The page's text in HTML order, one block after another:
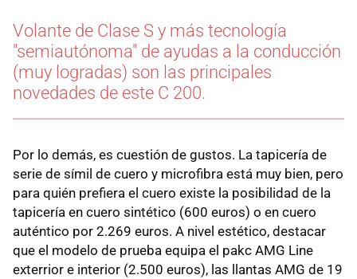
Volante de Clase S y más tecnología
"semiautónoma" de ayudas a la conducción
(muy logradas) son las principales
novedades de este C 200.
Por lo demás, es cuestión de gustos. La tapicería de
serie de símil de cuero y microfibra está muy bien, pero
para quién prefiera el cuero existe la posibilidad de la
tapicería en cuero sintético (600 euros) o en cuero
auténtico por 2.269 euros. A nivel estético, destacar
que el modelo de prueba equipa el pakc AMG Line
exterrior e interior (2.500 euros), las llantas AMG de 19